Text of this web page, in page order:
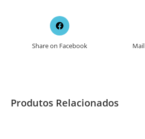
Opens
in
new
Share on Facebook
Produtos Relacionados